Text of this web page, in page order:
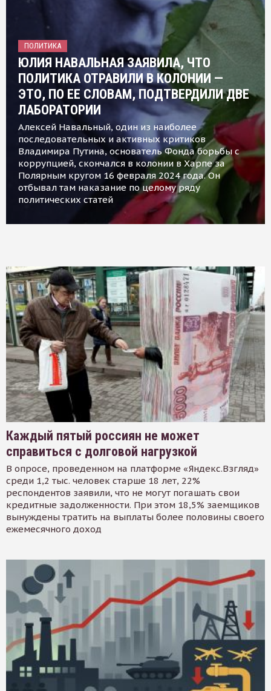
ПОЛИТИКА
ЮЛИЯ НАВАЛЬНАЯ ЗАЯВИЛА, ЧТО
ПОЛИТИКА ОТРАВИЛИ В КОЛОНИИ —
ЭТО, ПО ЕЕ СЛОВАМ, ПОДТВЕРДИЛИ ДВЕ
ЛАБОРАТОРИИ
Алексей Навальный, один из наиболее
последовательных и активных критиков
Владимира Путина, основатель Фонда борьбы с
коррупцией, скончался в колонии в Харпе за
Полярным кругом 16 февраля 2024 года. Он
отбывал там наказание по целому ряду
политических статей
Каждый пятый россиян не может
справиться с долговой нагрузкой
В опросе, проведенном на платформе «Яндекс.Взгляд»
среди 1,2 тыс. человек старше 18 лет, 22%
респондентов заявили, что не могут погашать свои
кредитные задолженности. При этом 18,5% заемщиков
вынуждены тратить на выплаты более половины своего
ежемесячного доход